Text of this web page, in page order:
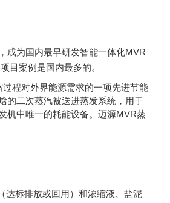
成为国内最早研发智能一体化MVR
目案例是国内最多的。
程对外界能源需求的一项先进节能
的二次蒸汽被送进蒸发系统，用于
机中唯一的耗能设备。迈源MVR蒸
达标排放或回用）和浓缩液、盐泥